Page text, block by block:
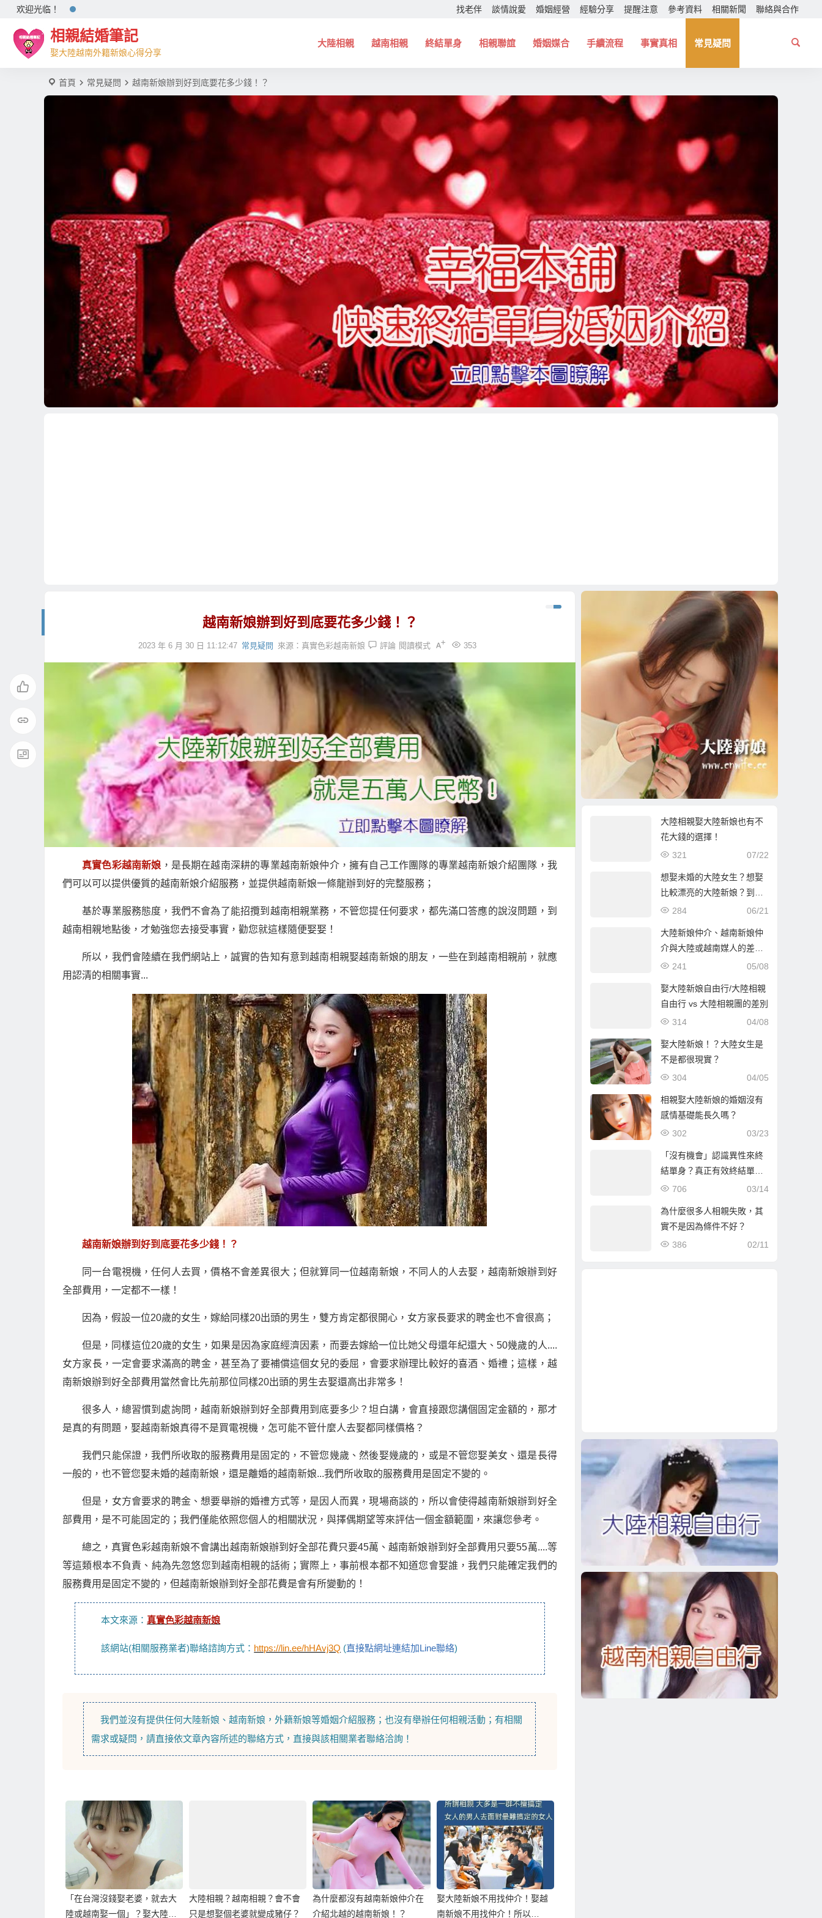
欢迎光临！ 找老伴 談情說愛 婚姻經營 經驗分享 提醒注意 參考資料 相關新聞 聯絡與合作
相親結婚筆記
娶大陸越南外籍新娘心得分享
大陸相親 越南相親 終結單身 相親聯誼 婚姻媒合 手續流程 事實真相 常見疑問
首頁 常見疑問 越南新娘辦到好到底要花多少錢！？
越南新娘辦到好到底要花多少錢！？
2023 年 6 月 30 日 11:12:47 常見疑問 來源： 真實色彩越南新娘 評論 353
閱讀模式
真實色彩越南新娘 ，是長期在越南深耕的專業越南新娘仲介，擁有自己工作團隊的專業越南新娘介紹團隊，我
們可以可以提供優質的越南新娘介紹服務，並提供越南新娘一條龍辦到好的完整服務；
基於專業服務態度，我們不會為了能招攬到越南相親業務，不管您提任何要求，都先滿口答應的說沒問題，到
越南相親地點後，才勉強您去接受事實，勸您就這樣隨便娶娶！
所以，我們會陸續在我們網站上，誠實的告知有意到越南相親娶越南新娘的朋友，一些在到越南相親前，就應
用認清的相關事實...
越南新娘辦到好到底要花多少錢！？
同一台電視機，任何人去買，價格不會差異很大；但就算同一位越南新娘，不同人的人去娶，越南新娘辦到好
全部費用，一定都不一樣！
因為，假設一位20歲的女生，嫁給同樣20出頭的男生，雙方肯定都很開心，女方家長要求的聘金也不會很高；
但是，同樣這位20歲的女生，如果是因為家庭經濟因素，而要去嫁給一位比她父母還年紀還大、50幾歲的人....
女方家長，一定會要求滿高的聘金，甚至為了要補償這個女兒的委屈，會要求辦理比較好的喜酒、婚禮；這樣，越
南新娘辦到好全部費用當然會比先前那位同樣20出頭的男生去娶還高出非常多！
很多人，總習慣到處詢問，越南新娘辦到好全部費用到底要多少？坦白講，會直接跟您講個固定金額的，那才
是真的有問題，娶越南新娘真得不是買電視機，怎可能不管什麼人去娶都同樣價格？
我們只能保證，我們所收取的服務費用是固定的，不管您幾歲、然後娶幾歲的，或是不管您娶美女、還是長得
一般的，也不管您娶未婚的越南新娘，還是離婚的越南新娘...我們所收取的服務費用是固定不變的。
但是，女方會要求的聘金、想要舉辦的婚禮方式等，是因人而異，現場商談的，所以會使得越南新娘辦到好全
部費用，是不可能固定的；我們僅能依照您個人的相關狀況，與擇偶期望等來評估一個金額範圍，來讓您參考。
總之，真實色彩越南新娘不會講出越南新娘辦到好全部花費只要45萬、越南新娘辦到好全部費用只要55萬....等
等這類根本不負責、純為先忽悠您到越南相親的話術；實際上，事前根本都不知道您會娶誰，我們只能確定我們的
服務費用是固定不變的，但越南新娘辦到好全部花費是會有所變動的！
本文來源：真實色彩越南新娘
該網站(相關服務業者)聯絡諮詢方式： https://lin.ee/hHAvj3Q (直接點網址連結加Line聯絡)
我們並沒有提供任何大陸新娘 、越南新娘 ，外籍新娘等婚姻介紹服務；也沒有舉辦任何相親活動；有相關
需求或疑問，請直接依文章內容所述的聯絡方式，直接與該相關業者聯絡洽詢！
「在台灣沒錢娶老婆，就去大
陸或越南娶一個」？娶大陸或
大陸相親？越南相親？會不會
只是想娶個老婆就變成豬仔？
為什麼都沒有越南新娘仲介在
介紹北越的越南新娘！？
娶大陸新娘不用找仲介！娶越
南新娘不用找仲介！所以…
大陸相親娶大陸新娘也有不
花大錢的選擇！
07/22
321
想娶未婚的大陸女生？想娶
比較漂亮的大陸新娘？到哈
爾濱比較容易！
06/21
284
大陸新娘仲介、越南新娘仲
介與大陸或越南媒人的差別
解析
05/08
241
娶大陸新娘自由行/大陸相親
自由行 vs 大陸相親團的差別
04/08
314
娶大陸新娘！？大陸女生是
不是都很現實？
04/05
304
相親娶大陸新娘的婚姻沒有
感情基礎能長久嗎？
03/23
302
「沒有機會」認識異性來終
結單身？真正有效終結單身
的方式是…
03/14
706
為什麼很多人相親失敗，其
實不是因為條件不好？
02/11
386